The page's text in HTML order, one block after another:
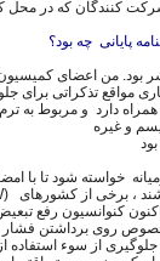
پایانی چه بود؟
بود. من اعضای
مواقع تذكراتى برای
دارد و مربوط به